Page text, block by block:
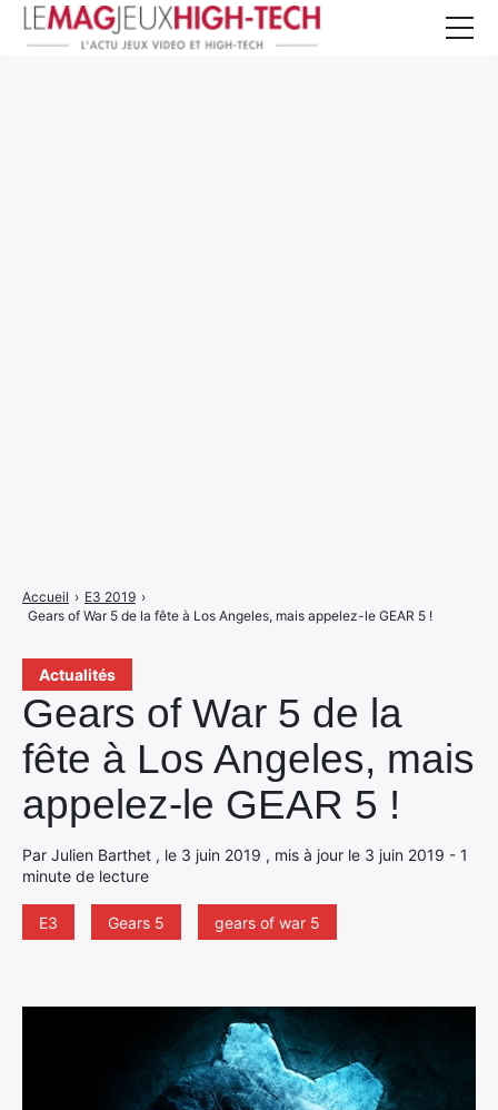
Actualités
Gears of War 5 de la
fête à Los Angeles, mais
appelez-le GEAR 5 !
Par Julien Barthet , le 3 juin 2019 , mis à jour le 3 juin 2019 - 1
minute de lecture
E3 Gears 5 gears of war 5
Accueil › E3 2019 ›
Gears of War 5 de la fête à Los Angeles, mais appelez-le GEAR 5 !